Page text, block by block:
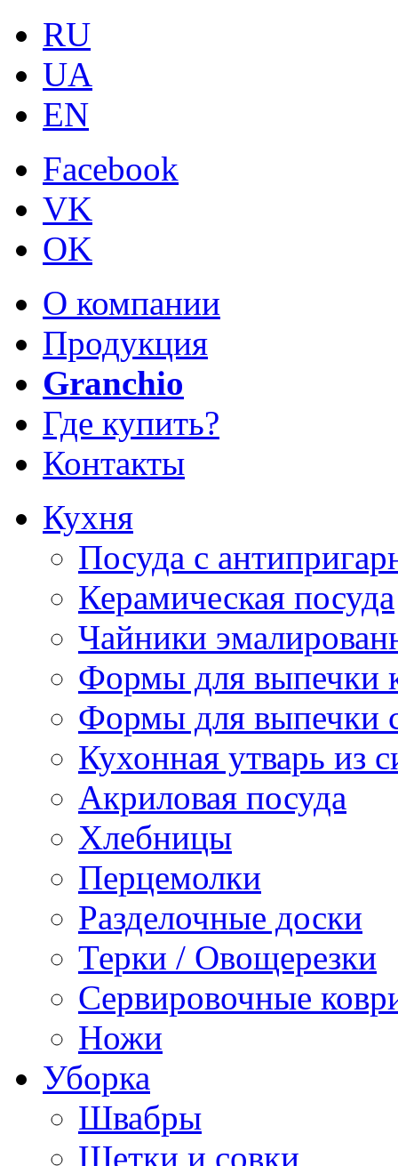
RU
UA
EN
Facebook
VK
OK
О компании
Продукция
Granchio
Где купить?
Контакты
Кухня
Посуда с
Керамическая посуда
Чайники
Формы для выпечки
Формы для выпечки
Кухонная утварь из
Акриловая посуда
Хлебницы
Перцемолки
Разделочные доски
Терки / Овощерезки
Сервировочные
Ножи
Уборка
Швабры
Щетки и совки